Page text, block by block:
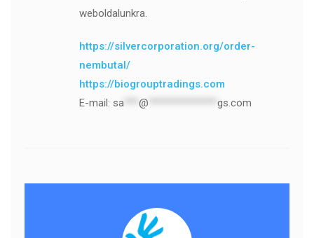
weboldalunkra.
https://silvercorporation.org/order-
nembutal/
https://biogrouptradings.com
E-mail: sa*** @ gs.com